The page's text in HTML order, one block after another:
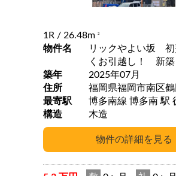
1R / 26.48m 2
物件名
リックやよい坂 初
くお引越し！ 新築
築年
2025年07月
住所
福岡県福岡市南区鶴
最寄駅
構造
木造